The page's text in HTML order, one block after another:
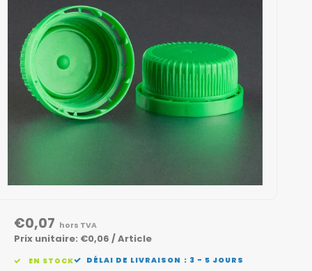
Français
€0,07 hors TVA
Prix unitaire: €0,06 / Article
EN STOCK DÉLAI DE LIVRAISON : 3 - 5 JOURS